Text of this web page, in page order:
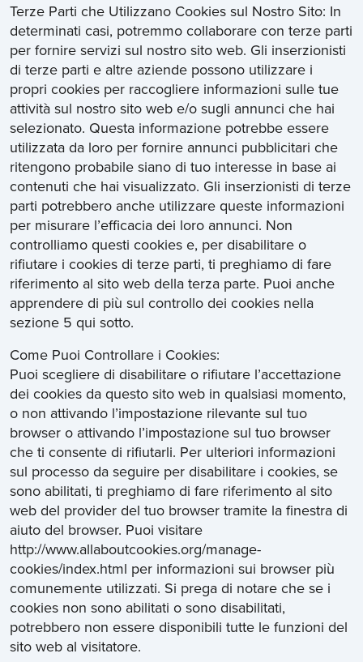
Terze Parti che Utilizzano Cookies sul Nostro Sito: In
determinati casi, potremmo collaborare con terze parti
per fornire servizi sul nostro sito web. Gli inserzionisti
di terze parti e altre aziende possono utilizzare i
propri cookies per raccogliere informazioni sulle tue
attività sul nostro sito web e/o sugli annunci che hai
selezionato. Questa informazione potrebbe essere
utilizzata da loro per fornire annunci pubblicitari che
ritengono probabile siano di tuo interesse in base ai
contenuti che hai visualizzato. Gli inserzionisti di terze
parti potrebbero anche utilizzare queste informazioni
per misurare l’efficacia dei loro annunci. Non
controlliamo questi cookies e, per disabilitare o
rifiutare i cookies di terze parti, ti preghiamo di fare
riferimento al sito web della terza parte. Puoi anche
apprendere di più sul controllo dei cookies nella
sezione 5 qui sotto.
Come Puoi Controllare i Cookies:
Puoi scegliere di disabilitare o rifiutare l’accettazione
dei cookies da questo sito web in qualsiasi momento,
o non attivando l’impostazione rilevante sul tuo
browser o attivando l’impostazione sul tuo browser
che ti consente di rifiutarli. Per ulteriori informazioni
sul processo da seguire per disabilitare i cookies, se
sono abilitati, ti preghiamo di fare riferimento al sito
web del provider del tuo browser tramite la finestra di
aiuto del browser. Puoi visitare
http://www.allaboutcookies.org/manage-
cookies/index.html per informazioni sui browser più
comunemente utilizzati. Si prega di notare che se i
cookies non sono abilitati o sono disabilitati,
potrebbero non essere disponibili tutte le funzioni del
sito web al visitatore.